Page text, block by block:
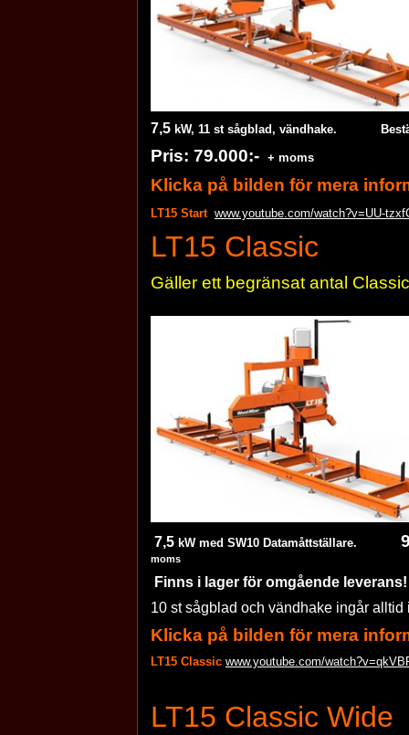
7,5 kW, 11 st sågblad, vändhake.
Pris: 79.000:- + moms
Klicka på bilden för mera
LT15 Start www.youtube.com/watch?v=UU-
LT15 Classic
Gäller ett begränsat antal
7,5 kW med SW10 Datamåttställare.
moms
Finns i lager för omgående leverans!
10 st sågblad och vändhake ingår alltid
Klicka på bilden för mera
LT15 Classic www.youtube.com/
LT15 Classic Wide